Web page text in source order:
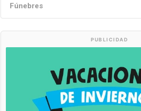
Fúnebres
PUBLICIDAD